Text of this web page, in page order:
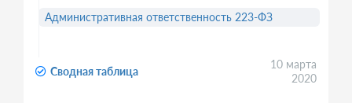
Сводная таблица
10 марта
2020
Административная ответственность 223-ФЗ